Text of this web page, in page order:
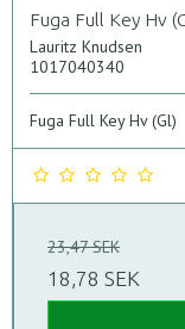
Fuga Full Key Hv
Lauritz Knudsen
1017040340
Fuga Full Key Hv (Gl)
23,47 SEK
18,78 SEK